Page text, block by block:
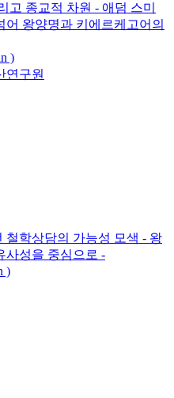
고 종교적 차원 - 애덤 스미
왕양명과 키에르케고어의
)
연구원
철학상담의 가능성 모색 - 왕
사성을 중심으로 -
)